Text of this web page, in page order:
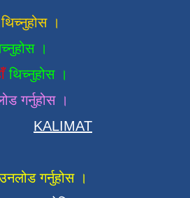
थिच्नुहोस ।
।
थिच्नुहोस ।
गर्नुहोस ।
KALIMAT
गर्नुहोस ।